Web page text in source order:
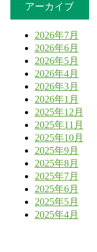
アーカイブ
2026年7月
2026年6月
2026年5月
2026年4月
2026年3月
2026年1月
2025年12月
2025年11月
2025年10月
2025年9月
2025年8月
2025年7月
2025年6月
2025年5月
2025年4月